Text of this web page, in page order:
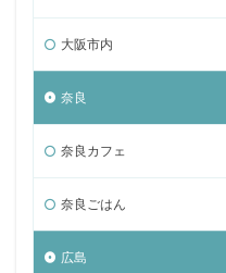
大阪市内
奈良
奈良カフェ
奈良ごはん
広島